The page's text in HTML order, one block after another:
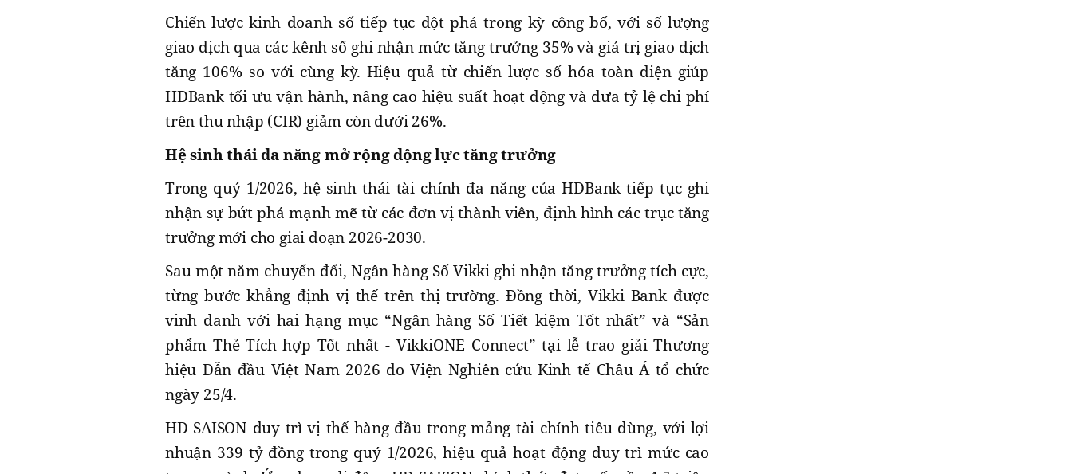
Chiến lược kinh doanh số tiếp tục đột phá trong kỳ công bố, với số lượng
giao dịch qua các kênh số ghi nhận mức tăng trưởng 35% và giá trị giao dịch
tăng 106% so với cùng kỳ. Hiệu quả từ chiến lược số hóa toàn diện giúp
HDBank tối ưu vận hành, nâng cao hiệu suất hoạt động và đưa tỷ lệ chi phí
trên thu nhập (CIR) giảm còn dưới 26%.
Hệ sinh thái đa năng mở rộng động lực tăng trưởng
Trong quý 1/2026, hệ sinh thái tài chính đa năng của HDBank tiếp tục ghi
nhận sự bứt phá mạnh mẽ từ các đơn vị thành viên, định hình các trục tăng
trưởng mới cho giai đoạn 2026-2030.
Sau một năm chuyển đổi, Ngân hàng Số Vikki ghi nhận tăng trưởng tích cực,
từng bước khẳng định vị thế trên thị trường. Đồng thời, Vikki Bank được
vinh danh với hai hạng mục “Ngân hàng Số Tiết kiệm Tốt nhất” và “Sản
phẩm Thẻ Tích hợp Tốt nhất - VikkiONE Connect” tại lễ trao giải Thương
hiệu Dẫn đầu Việt Nam 2026 do Viện Nghiên cứu Kinh tế Châu Á tổ chức
ngày 25/4.
HD SAISON duy trì vị thế hàng đầu trong mảng tài chính tiêu dùng, với lợi
nhuận 339 tỷ đồng trong quý 1/2026, hiệu quả hoạt động duy trì mức cao